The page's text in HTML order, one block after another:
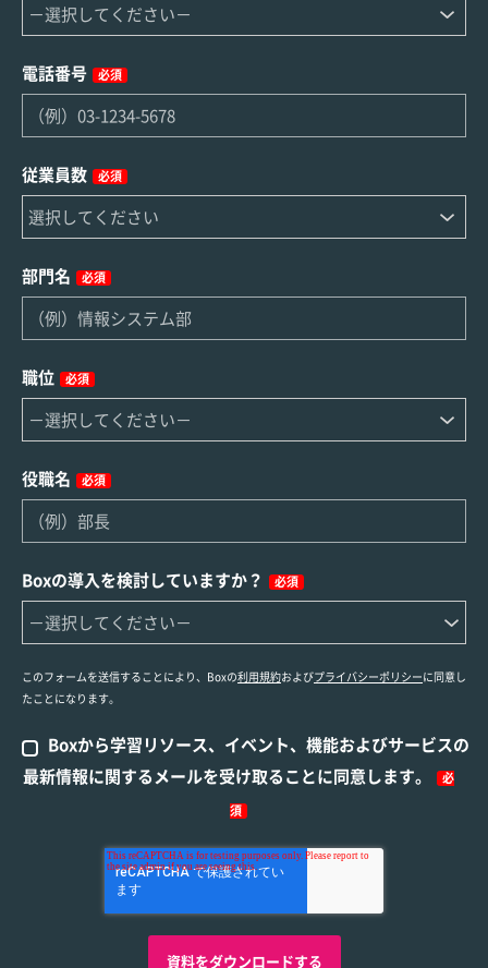
電話番号 必須
従業員数 必須
部門名 必須
職位 必須
役職名 必須
Boxの導入を検討していますか？ 必須
このフォームを送信することにより、Boxの利用規約およびプライバシーポリシーに同意し
たことになります。
Boxから学習リソース、イベント、機能およびサービスの
最新情報に関するメールを受け取ることに同意します。
必
須